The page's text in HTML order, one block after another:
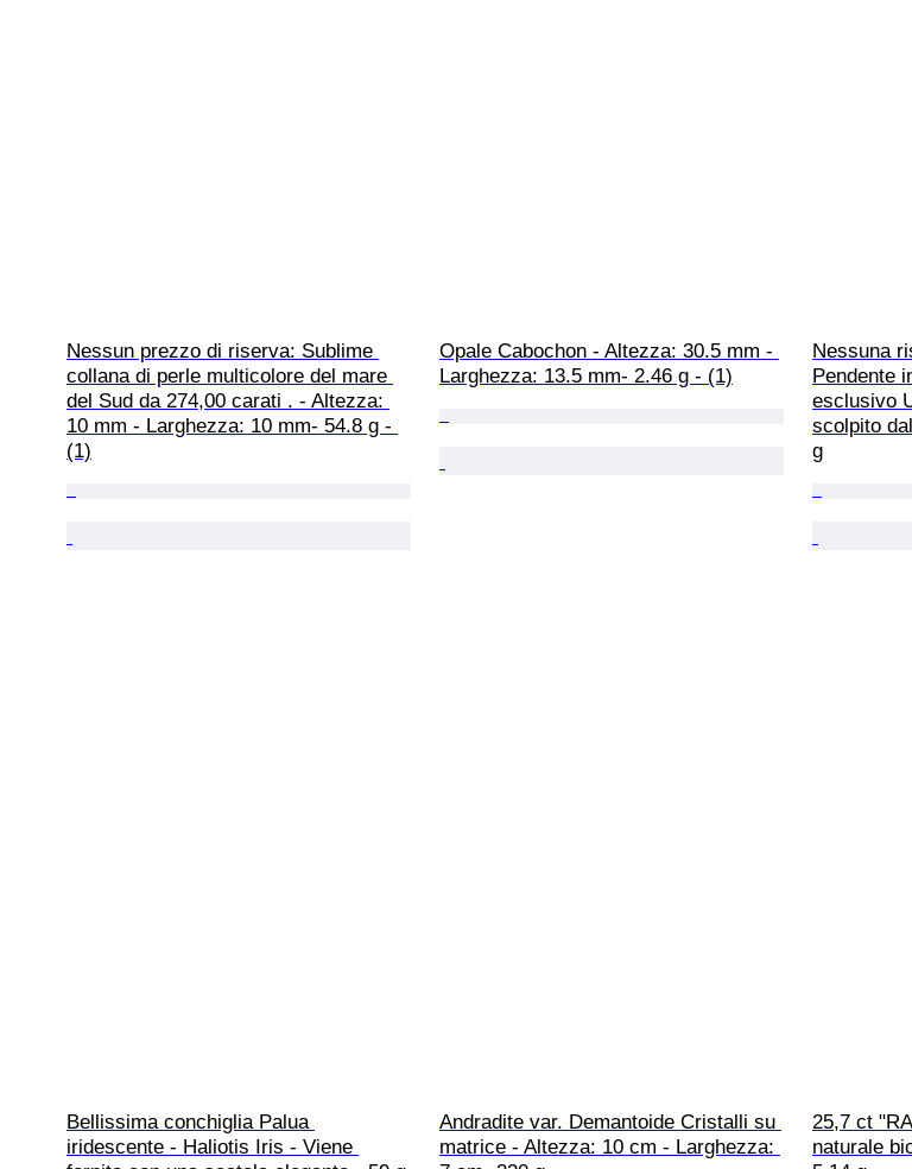
Nessun prezzo di riserva: Sublime
collana di perle multicolore del mare
del Sud da 274,00 carati . - Altezza:
10 mm - Larghezza: 10 mm- 54.8 g -
(1)
Opale Cabochon - Altezza: 30.5 mm -
Larghezza: 13.5 mm- 2.46 g - (1)
Nessuna
Pendente
esclusivo
scolpito
g
Bellissima conchiglia Palua
iridescente - Haliotis Iris - Viene
Andradite var. Demantoide Cristalli su
matrice - Altezza: 10 cm - Larghezza:
25,7 ct
naturale